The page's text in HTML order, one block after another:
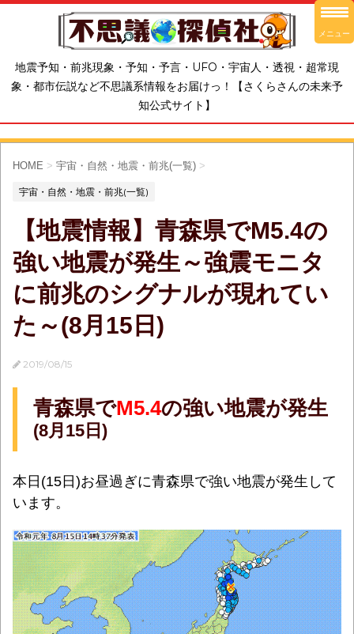
地震予知・前兆現象・予知・予言・UFO・宇宙人・透視・超常現
象・都市伝説など不思議系情報をお届けっ！【さくらさんの未来予
知公式サイト】
HOME > 宇宙・自然・地震・前兆(一覧) >
宇宙・自然・地震・前兆(一覧)
【地震情報】青森県でM5.4の
強い地震が発生～強震モニタ
に前兆のシグナルが現れてい
た～(8月15日)
2019/08/15
青森県でM5.4の強い地震が発生
(8月15日)
本日(15日)お昼過ぎに青森県で強い地震が発生して
います。
メニュー